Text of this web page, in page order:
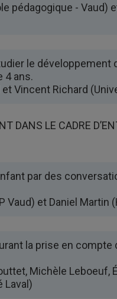
pédagogique - Vaud)
le
4 ans.
Vincent Richard
DANS LE CADRE
par des
Vaud) et Daniel Martin
la prise en
Michèle Leboeuf,
Laval)